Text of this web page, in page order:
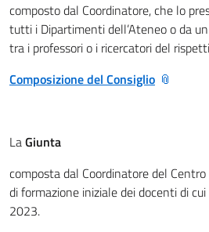
composto dal Coordinatore, che lo
tutti i Dipartimenti dell’Ateneo o da
tra i professori o i ricercatori del
Composizione del Consiglio
LaGiunta
composta dal Coordinatore del
di formazione iniziale dei docenti di
2023.